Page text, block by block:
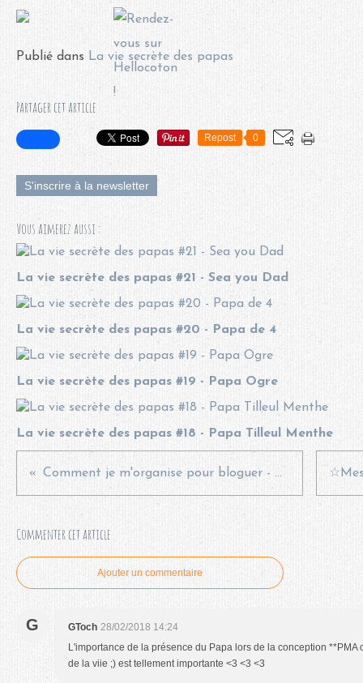
Publié dans La vie secrète des papas
Partager cet article
Repost 0
S'inscrire à la newsletter
Vous aimerez aussi :
La vie secrète des papas #21 - Sea you Dad
La vie secrète des papas #20 - Papa de 4
La vie secrète des papas #19 - Papa Ogre
La vie secrète des papas #18 - Papa Tilleul Menthe
Comment je m'organise pour bloguer - mon "blogget" journal
Commenter cet article
Ajouter un commentaire
G GToch 28/02/2018 14:24
L'importance de la présence du Papa lors de la conception
de la viie ;) est tellement importante <3 <3 <3